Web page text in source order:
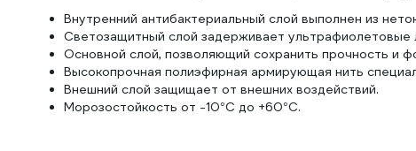
Внутренний антибактериальный слой выполнен из
Светозащитный слой задерживает ультрафиолетовые
Основной слой, позволяющий сохранить прочность и
Высокопрочная полиэфирная армирующая нить
Внешний слой защищает от внешних воздействий.
Морозостойкость от -10°С до +60°С.